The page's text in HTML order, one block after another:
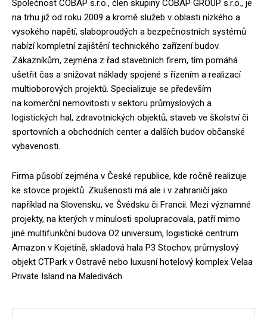
Společnost COBAP s.r.o., člen skupiny COBAP GROUP s.r.o., je
na trhu již od roku 2009 a kromě služeb v oblasti nízkého a
vysokého napětí, slaboproudých a bezpečnostních systémů
nabízí kompletní zajištění technického zařízení budov.
Zákazníkům, zejména z řad stavebních firem, tím pomáhá
ušetřit čas a snižovat náklady spojené s řízením a realizací
multioborových projektů. Specializuje se především
na komerční nemovitosti v sektoru průmyslových a
logistických hal, zdravotnických objektů, staveb ve školství či
sportovních a obchodních center a dalších budov občanské
vybavenosti.
Firma působí zejména v České republice, kde ročně realizuje
ke stovce projektů. Zkušenosti má ale i v zahraničí jako
například na Slovensku, ve Švédsku či Francii. Mezi významné
projekty, na kterých v minulosti spolupracovala, patří mimo
jiné multifunkční budova O2 universum, logistické centrum
Amazon v Kojetíně, skladová hala P3 Stochov, průmyslový
objekt CTPark v Ostravě nebo luxusní hotelový komplex Velaa
Private Island na Maledivách.